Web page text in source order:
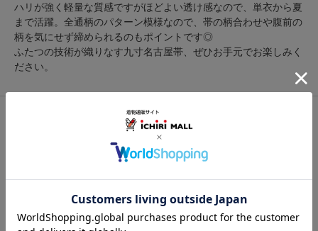
ハリが強く軽量な質感ですがほどよい透け感なので、単衣から夏
まで活躍。全通柄のパターン模様なので、帯の柄合わせや腹前の
柄を気にせず締められるのもポイントです◎
ふたつの技術が織りなす九寸名古屋帯、ぜひお手元でお楽しみく
ださい。
九寸
この商品を見た人は
こちらの商品も見ています
注意事項